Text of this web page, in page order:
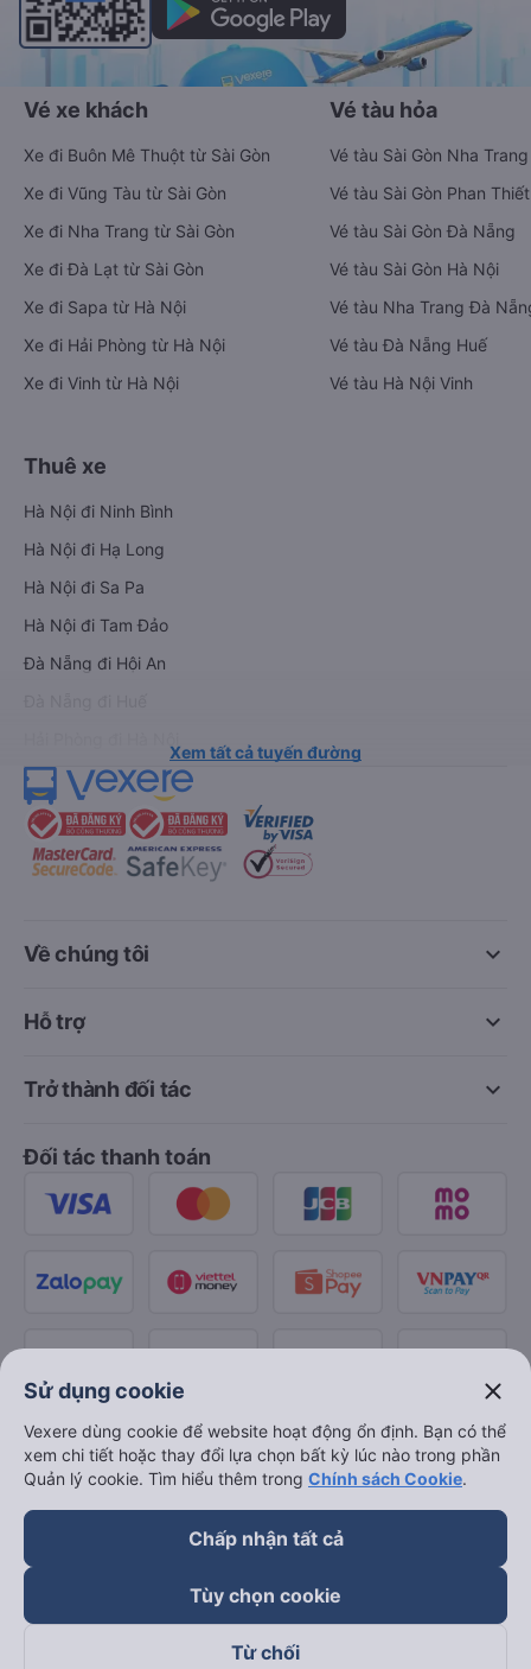
Vé xe khách
Xe đi Buôn Mê Thuột từ Sài Gòn
Xe đi Vũng Tàu từ Sài Gòn
Xe đi Nha Trang từ Sài Gòn
Xe đi Đà Lạt từ Sài Gòn
Xe đi Sapa từ Hà Nội
Xe đi Hải Phòng từ Hà Nội
Xe đi Vinh từ Hà Nội
Vé tàu hỏa
Vé tàu Sài Gòn Nha Trang
Vé tàu Sài Gòn Phan Thiết
Vé tàu Sài Gòn Đà Nẵng
Vé tàu Sài Gòn Hà Nội
Vé tàu Nha Trang Đà
Vé tàu Đà Nẵng Huế
Vé tàu Hà Nội Vinh
Thuê xe
Hà Nội đi Ninh Bình
Hà Nội đi Hạ Long
Hà Nội đi Sa Pa
Hà Nội đi Tam Đảo
Đà Nẵng đi Hội An
Xem tất cả tuyến đường
keyboard_arrow_down
Về chúng tôi
keyboard_arrow_down
Hỗ trợ
keyboard_arrow_down
Trở thành đối tác
Đối tác thanh toán
Sử dụng cookie close
Vexere dùng cookie để website hoạt động ổn định. Bạn có thể
xem chi tiết hoặc thay đổi lựa chọn bất kỳ lúc nào trong phần
Quản lý cookie. Tìm hiểu thêm trong Chính sách Cookie.
Chấp nhận tất cả
Tùy chọn cookie
Từ chối